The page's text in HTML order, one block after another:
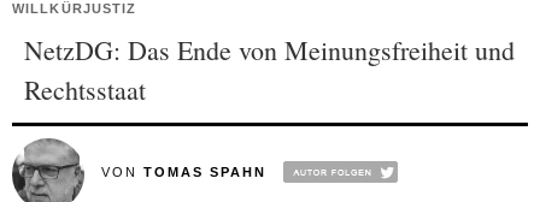
WILLKÜRJUSTIZ
NetzDG: Das Ende von Meinungsfreiheit und
Rechtsstaat
VON TOMAS SPAHN